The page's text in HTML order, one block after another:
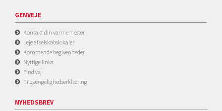
GENVEJE
Kontakt din varmemester
Leje af selskabslokaler
Kommende begivenheder
Nyttige links
Find vej
Tilgængelighedserklæring
NYHEDSBREV